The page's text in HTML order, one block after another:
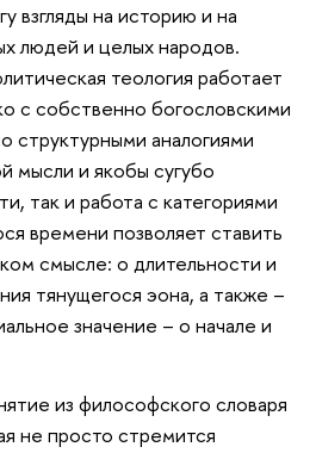
взгляды на историю и на
людей и целых народов.
теология работает
с собственно богословскими
структурными аналогиями
мысли и якобы сугубо
так и работа с категориями
времени позволяет ставить
смысле: о длительности и
тянущегося эона, а также –
значение – о начале и
из философского словаря
не просто стремится